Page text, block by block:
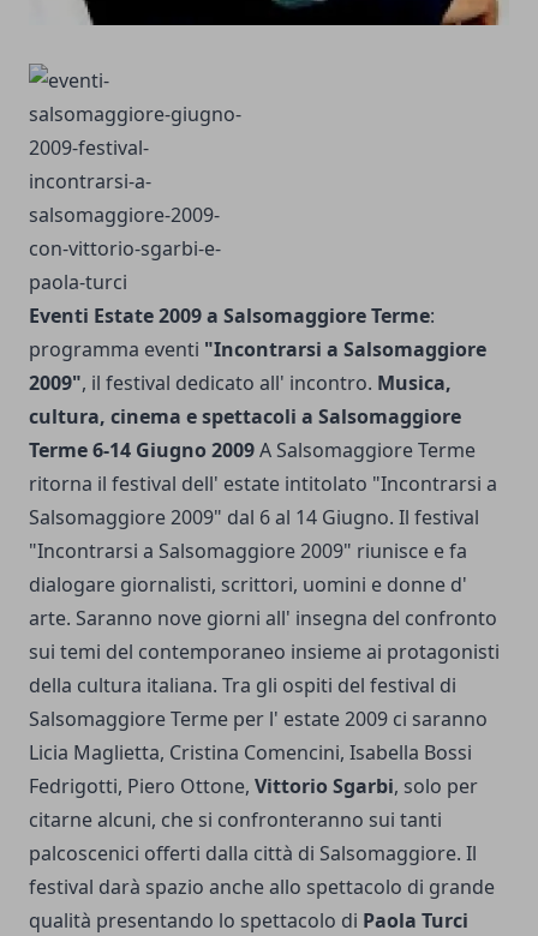
Eventi Estate 2009 a Salsomaggiore Terme:
programma eventi "Incontrarsi a Salsomaggiore
2009", il festival dedicato all' incontro. Musica,
cultura, cinema e spettacoli a Salsomaggiore
Terme 6-14 Giugno 2009A Salsomaggiore Terme
ritorna il festival dell' estate intitolato "Incontrarsi a
Salsomaggiore 2009" dal 6 al 14 Giugno. Il festival
"Incontrarsi a Salsomaggiore 2009" riunisce e fa
dialogare giornalisti, scrittori, uomini e donne d'
arte. Saranno nove giorni all' insegna del confronto
sui temi del contemporaneo insieme ai protagonisti
della cultura italiana. Tra gli ospiti del festival di
Salsomaggiore Terme per l' estate 2009 ci saranno
Licia Maglietta, Cristina Comencini, Isabella Bossi
Fedrigotti, Piero Ottone, Vittorio Sgarbi, solo per
citarne alcuni, che si confronteranno sui tanti
palcoscenici offerti dalla città di Salsomaggiore. Il
festival darà spazio anche allo spettacolo di grande
qualità presentando lo spettacolo di Paola Turci